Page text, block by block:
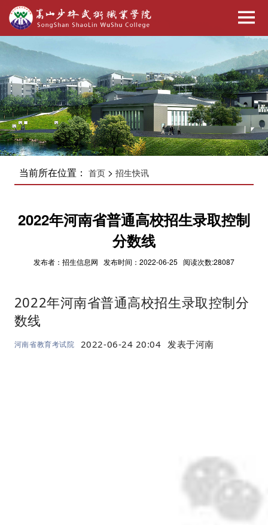
当前所在位置： 首页> 招生快讯
2022年河南省普通高校招生录取控制
分数线
发布者：招生信息网 发布时间：2022-06-25 阅读次数:28087
2022年河南省普通高校招生录取控制分
数线
河南省教育考试院 2022-06-24 20:04 发表于河南